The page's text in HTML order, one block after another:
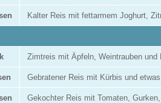
Kalter Reis mit fettarmem Joghurt,
Zimtreis mit Äpfeln, Weintrauben und
Gebratener Reis mit Kürbis und
Gekochter Reis mit Tomaten,